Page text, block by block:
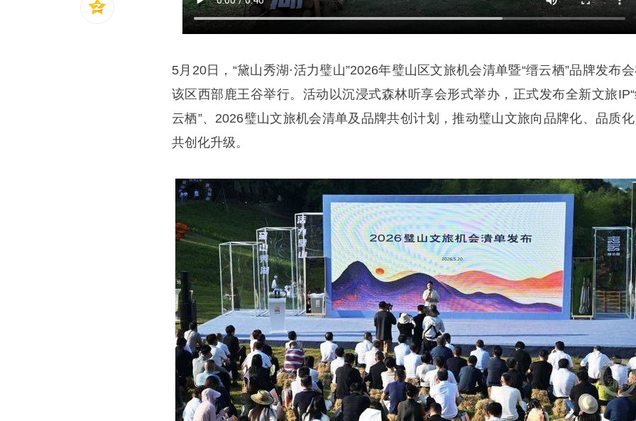
5月20日，“黛山秀湖·活力璧山”2026年璧山区文旅机会清单暨“缙云栖”品牌发布
该区西部鹿王谷举行。活动以沉浸式森林听享会形式举办，正式发布全新文旅
云栖”、2026璧山文旅机会清单及品牌共创计划，推动璧山文旅向品牌化、品质
共创化升级。